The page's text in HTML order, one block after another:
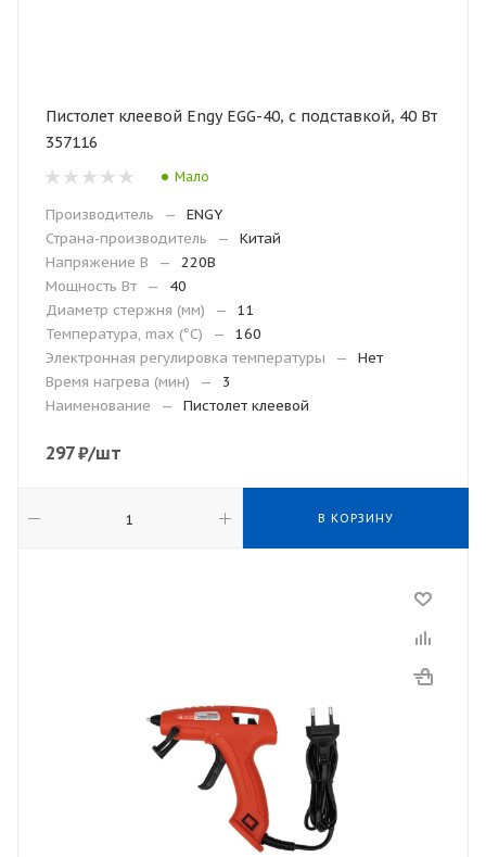
Пистолет клеевой Engy EGG-40, с подставкой, 40 Вт
357116
Мало
Производитель —
ENGY
Страна-производитель
—
Китай
Напряжение В
—
220В
Мощность Вт
—
40
Диаметр стержня (мм)
—
11
Температура, max (°С)
—
160
Электронная регулировка температуры
—
Нет
Время нагрева (мин)
—
3
Наименование
— Пистолет клеевой
297₽/шт
В КОРЗИНУ